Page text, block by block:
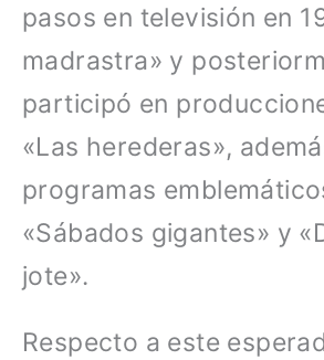
pasos en televisión en
madrastra» y
participó en
«Las herederas»,
programas
«Sábados gigantes» y
jote».
Respecto a este